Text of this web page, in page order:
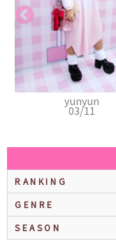
るか
03/09
RANKING
GENRE
SEASON